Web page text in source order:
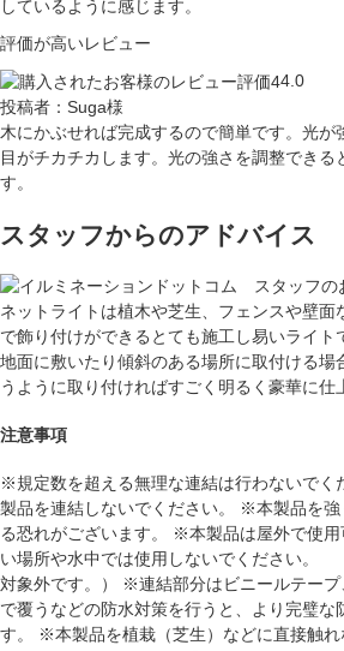
しているように感じます。
評価が高いレビュー
4.0
投稿者：Suga様
木にかぶせれば完成するので簡単です。光が
目がチカチカします。光の強さを調整できる
す。
スタッフからのアドバイス
ネットライトは植木や芝生、フェンスや壁面
で飾り付けができるとても施工し易いライト
地面に敷いたり傾斜のある場所に取付ける場
うように取り付ければすごく明るく豪華に仕
注意事項
※規定数を超える無理な連結は行わないで
製品を連結しないでください。 ※本製品を
る恐れがございます。 ※本製品は屋外で使
い場所や水中では使用しないでください。
対象外です。） ※連結部分はビニールテー
で覆うなどの防水対策を行うと、より完璧な
す。 ※本製品を植栽（芝生）などに直接触れ